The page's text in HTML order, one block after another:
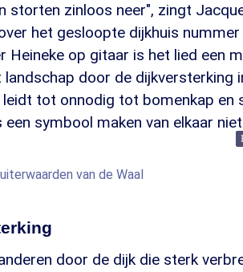
storten zinloos neer", zingt
het gesloopte dijkhuis nummer
op gitaar is het lied een
door de dijkversterking
tot onnodig tot bomenkap en
symbool maken van elkaar
van de Waal
door de dijk die sterk